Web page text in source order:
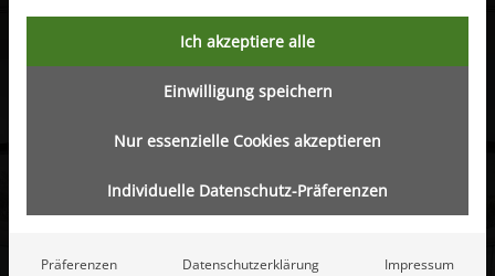
Warum mit Dubai Rendite
investieren?
Hohe Rendite und Sicherheit
Unsere Immobilien bieten stabile und vorhersehbare
Gesicherter Vermögensaufbau
Ich akzeptiere alle
Einwilligung speichern
Nur essenzielle Cookies akzeptieren
Individuelle Datenschutz-Präferenzen
Präferenzen Datenschutzerklärung Impressum